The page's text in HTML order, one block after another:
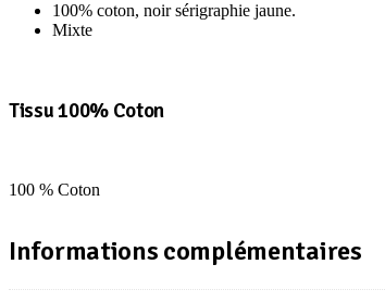
100% coton, noir sérigraphie jaune.
Mixte
Tissu 100% Coton
100 % Coton
Informations complémentaires